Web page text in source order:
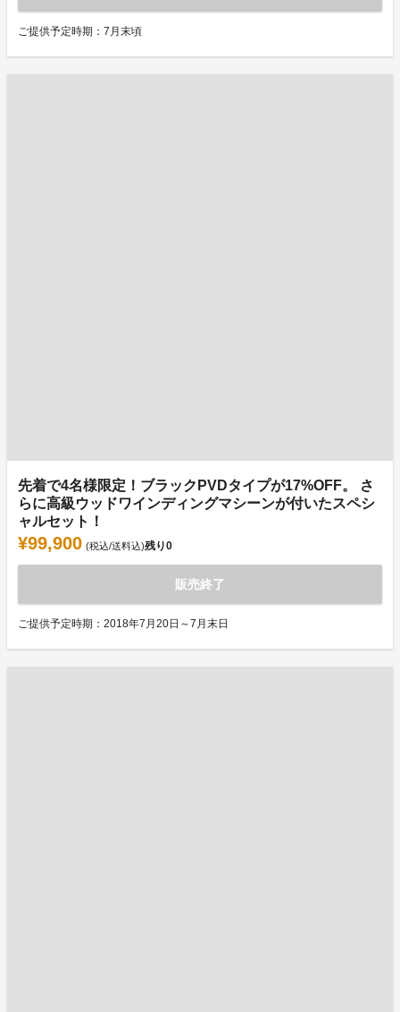
ご提供予定時期：7月末頃
先着で4名様限定！ブラックPVDタイプが17%OFF。 さ
らに高級ウッドワインディングマシーンが付いたスペシ
ャルセット！
¥99,900 (税込/送料込)残り0
販売終了
ご提供予定時期：2018年7月20日～7月末日